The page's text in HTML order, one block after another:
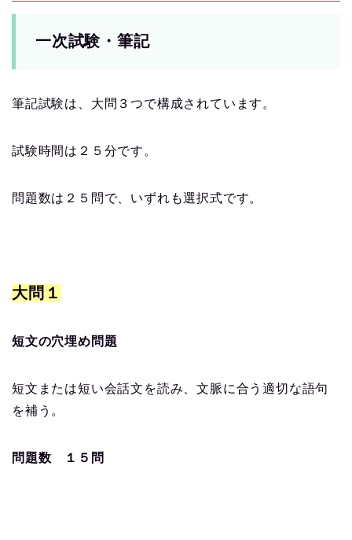
一次試験・筆記
筆記試験は、大問３つで構成されています。
試験時間は２５分です。
問題数は２５問で、いずれも選択式です。
大問１
短文の穴埋め問題
短文または短い会話文を読み、文脈に合う適切な語句
を補う。
問題数 １５問